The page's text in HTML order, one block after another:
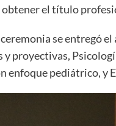
el título
se entregó
y proyectivas,
enfoque pediátrico, y